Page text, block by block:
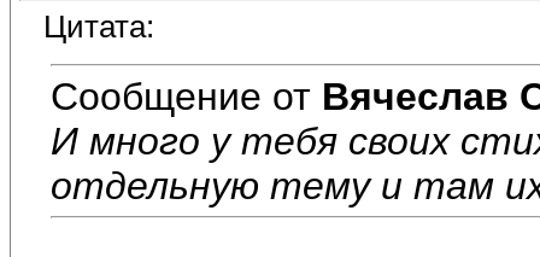
Цитата:
Сообщение от Вячеслав
И много у тебя своих
отдельную тему и там